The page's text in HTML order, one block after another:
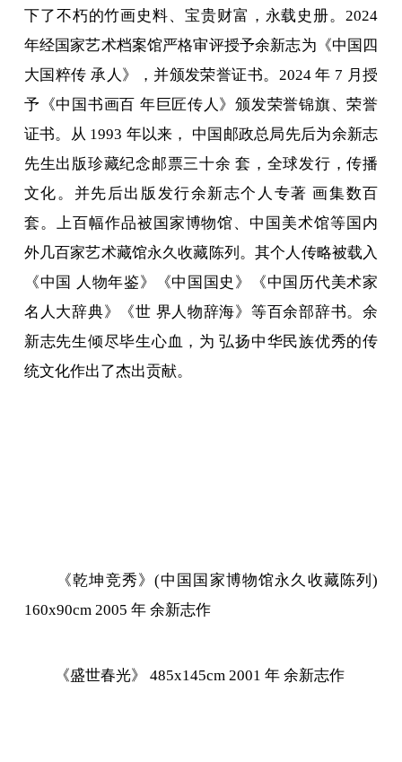
下了不朽的竹画史料、宝贵财富，永载史册。2024
年经国家艺术档案馆严格审评授予余新志为《中国四
大国粹传 承人》，并颁发荣誉证书。2024 年 7 月授
予《中国书画百 年巨匠传人》颁发荣誉锦旗、荣誉
证书。从 1993 年以来， 中国邮政总局先后为余新志
先生出版珍藏纪念邮票三十余 套，全球发行，传播
文化。并先后出版发行余新志个人专著 画集数百
套。上百幅作品被国家博物馆、中国美术馆等国内
外几百家艺术藏馆永久收藏陈列。其个人传略被载入
《中国 人物年鉴》《中国国史》《中国历代美术家
名人大辞典》《世 界人物辞海》等百余部辞书。余
新志先生倾尽毕生心血，为 弘扬中华民族优秀的传
统文化作出了杰出贡献。
《乾坤竞秀》(中国国家博物馆永久收藏陈列)
160x90cm 2005 年 余新志作
《盛世春光》 485x145cm 2001 年 余新志作